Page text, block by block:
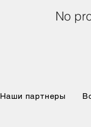
No
Наши партнеры